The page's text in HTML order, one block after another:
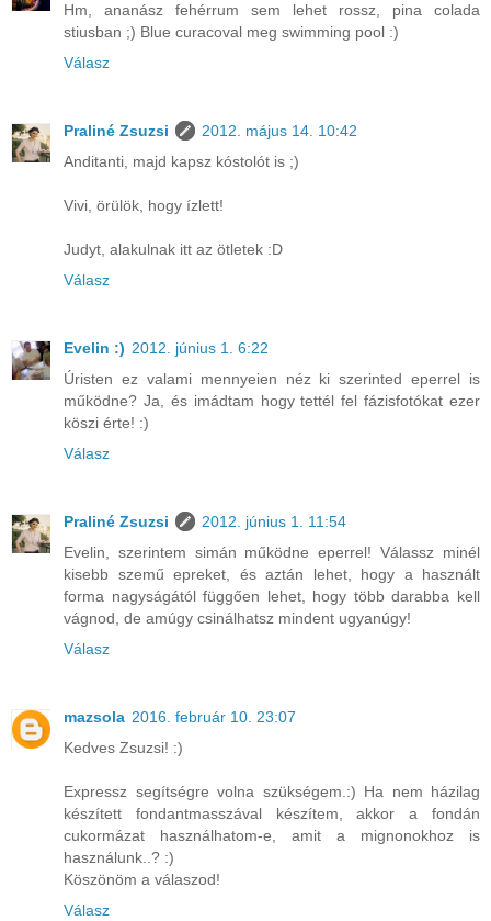
Hm, ananász fehérrum sem lehet rossz, pina colada
stiusban ;) Blue curacoval meg swimming pool :)
Válasz
Praliné Zsuzsi
2012. május 14. 10:42
Anditanti, majd kapsz kóstolót is ;)
Vivi, örülök, hogy ízlett!
Judyt, alakulnak itt az ötletek :D
Válasz
Evelin :) 2012. június 1. 6:22
Úristen ez valami mennyeien néz ki szerinted eperrel is
működne? Ja, és imádtam hogy tettél fel fázisfotókat ezer
köszi érte! :)
Válasz
Praliné Zsuzsi
2012. június 1. 11:54
Evelin, szerintem simán működne eperrel! Válassz minél
kisebb szemű epreket, és aztán lehet, hogy a használt
forma nagyságától függően lehet, hogy több darabba kell
vágnod, de amúgy csinálhatsz mindent ugyanúgy!
Válasz
mazsola 2016. február 10. 23:07
Kedves Zsuzsi! :)
Expressz segítségre volna szükségem.:) Ha nem házilag
készített fondantmasszával készítem, akkor a fondán
cukormázat használhatom-e, amit a mignonokhoz is
használunk..? :)
Köszönöm a válaszod!
Válasz